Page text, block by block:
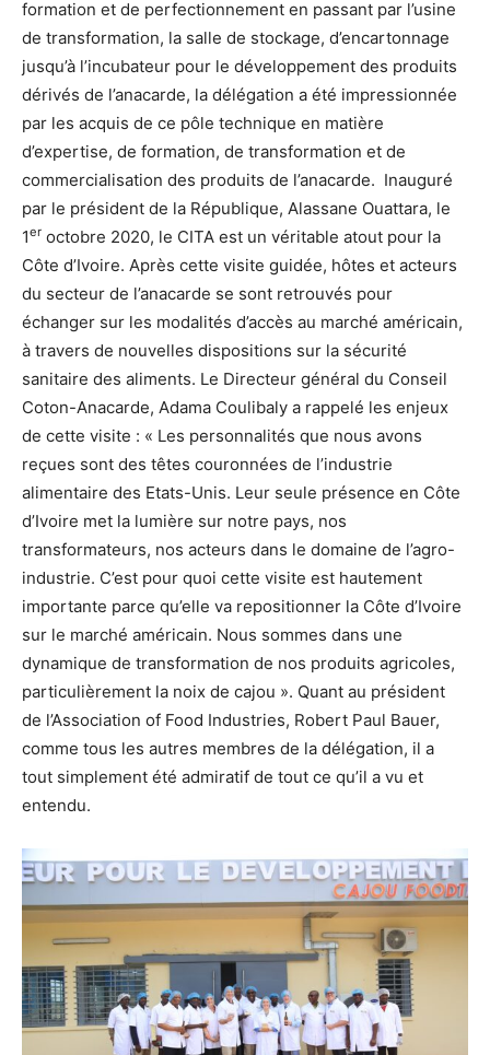
formation et de perfectionnement en passant par l’usine
de transformation, la salle de stockage, d’encartonnage
jusqu’à l’incubateur pour le développement des produits
dérivés de l’anacarde, la délégation a été impressionnée
par les acquis de ce pôle technique en matière
d’expertise, de formation, de transformation et de
commercialisation des produits de l’anacarde. Inauguré
par le président de la République, Alassane Ouattara, le
1er octobre 2020, le CITA est un véritable atout pour la
Côte d’Ivoire. Après cette visite guidée, hôtes et acteurs
du secteur de l’anacarde se sont retrouvés pour
échanger sur les modalités d’accès au marché américain,
à travers de nouvelles dispositions sur la sécurité
sanitaire des aliments. Le Directeur général du Conseil
Coton-Anacarde, Adama Coulibaly a rappelé les enjeux
de cette visite : « Les personnalités que nous avons
reçues sont des têtes couronnées de l’industrie
alimentaire des Etats-Unis. Leur seule présence en Côte
d’Ivoire met la lumière sur notre pays, nos
transformateurs, nos acteurs dans le domaine de l’agro-
industrie. C’est pour quoi cette visite est hautement
importante parce qu’elle va repositionner la Côte d’Ivoire
sur le marché américain. Nous sommes dans une
dynamique de transformation de nos produits agricoles,
particulièrement la noix de cajou ». Quant au président
de l’Association of Food Industries, Robert Paul Bauer,
comme tous les autres membres de la délégation, il a
tout simplement été admiratif de tout ce qu’il a vu et
entendu.